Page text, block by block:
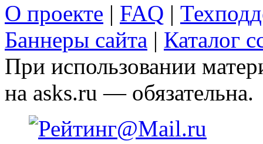
О проекте | FAQ |
Баннеры сайта | Каталог
При использовании
на asks.ru — обязательна.